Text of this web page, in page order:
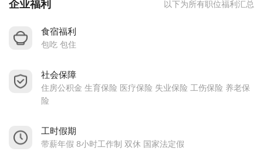
■ 宽频网络及有线电视系统设备
■ 蓝牙无线传输接收系统设备
在稳步发展的爱美克人，热烈欢迎您来加入！！
企业福利 以下为所有职位福利汇总
食宿福利
包吃 包住
社会保障
住房公积金 生育保险 医疗保险 失业保险 工伤保险 养老保
险
工时假期
带薪年假 8小时工作制 双休 国家法定假